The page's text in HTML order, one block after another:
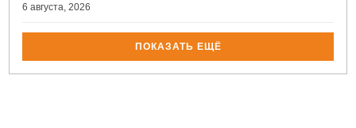
6 августа, 2026
ПОКАЗАТЬ ЕЩЁ